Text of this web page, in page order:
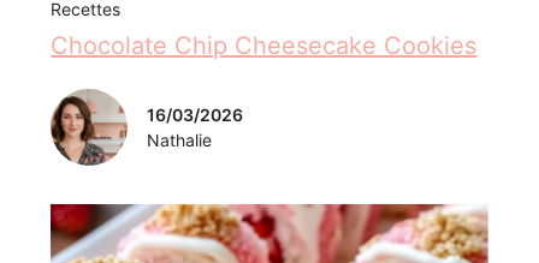
Recettes
Chocolate Chip Cheesecake Cookies
16/03/2026
Nathalie